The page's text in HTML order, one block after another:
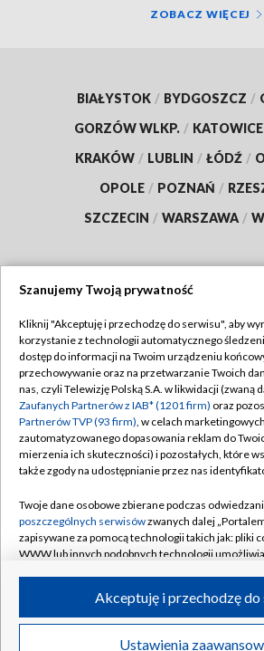
ZOBACZ WIĘCEJ
BIAŁYSTOK / BYDGOSZCZ /
GORZÓW WLKP. / KATOWICE
KRAKÓW / LUBLIN / ŁÓDŹ /
OPOLE / POZNAŃ /
SZCZECIN / WARSZAWA /
TVP
Abonament TVP
Emisja w TVP
Centrum informacji TVP
Naziemna Telewizja Cyfrowa
Rada Programowa
System NOS
Informacje o nadawcy
Program dla prasy
Regulamin TVP
Polityka
Moje zgody
Pomoc
Kontakt
Kanały
©2026 Telewizja Polska S.A.
Szanujemy Twoją prywatność
Kliknij "Akceptuję i przechodzę do serwisu", aby
korzystanie z technologii automatycznego
dostęp do informacji na Twoim urządzeniu
przechowywanie oraz na przetwarzanie Twoich
nas, czyli Telewizję Polską S.A. w likwidacji (zwaną
Zaufanych Partnerów z IAB* (1201 firm) oraz
Partnerów TVP (93 firm), w celach
zautomatyzowanego dopasowania reklam do
mierzenia ich skuteczności) i pozostałych, które
także zgody na udostępnianie przez nas
Twoje dane osobowe zbierane podczas
poszczególnych serwisówzwanych dalej
zapisywane za pomocą technologii takich jak: pliki
WWW lub innych podobnych technologii
ruchu w Internecie.
Twoje dane osobowe zbierane podczas
Ustawienia
Akceptuję i przechodzę do